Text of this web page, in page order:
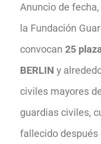
Anuncio de
la Fundación
convocan 25
BERLIN y
civiles mayores
guardias civiles,
fallecido